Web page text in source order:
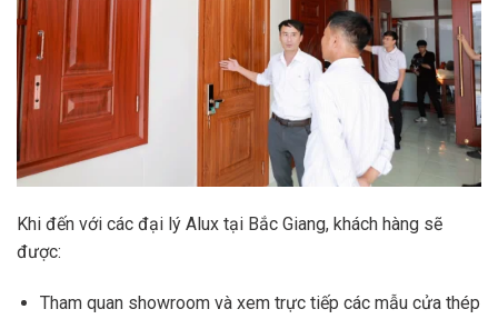
Khi đến với các đại lý Alux tại Bắc Giang, khách hàng sẽ
được:
Tham quan showroom và xem trực tiếp các mẫu cửa thép